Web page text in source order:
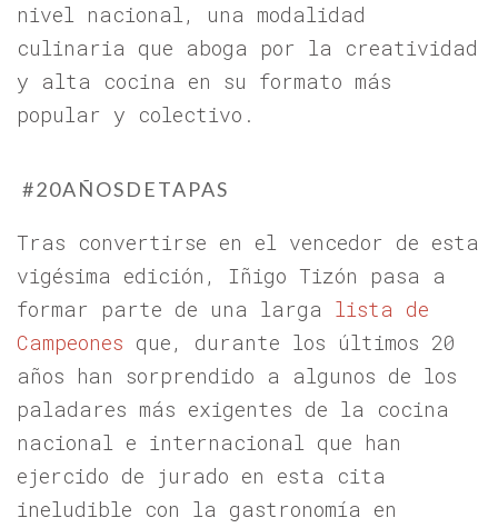
nivel nacional, una modalidad
culinaria que aboga por la creatividad
y alta cocina en su formato más
popular y colectivo.
#20AÑOSDETAPAS
Tras convertirse en el vencedor de esta
vigésima edición, Iñigo Tizón pasa a
formar parte de una larga lista de
Campeones que, durante los últimos 20
años han sorprendido a algunos de los
paladares más exigentes de la cocina
nacional e internacional que han
ejercido de jurado en esta cita
ineludible con la gastronomía en